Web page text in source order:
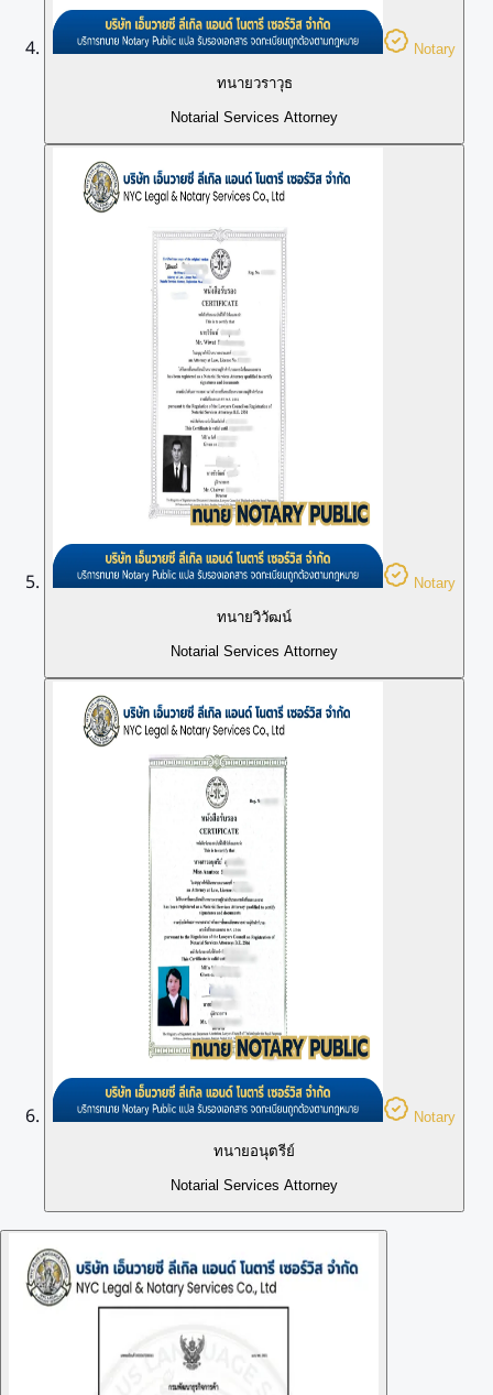
Notary
ทนายวราวุธ
Notarial Services Attorney
Notary
ทนายวิวัฒน์
Notarial Services Attorney
Notary
ทนายอนุตรีย์
Notarial Services Attorney